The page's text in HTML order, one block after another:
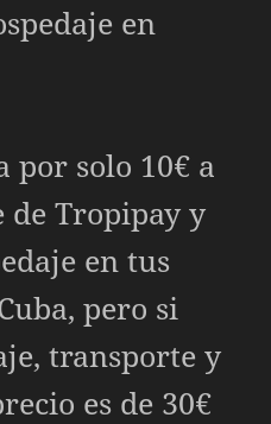
en
por solo 10€ a
de Tropipay y
en tus
pero si
transporte y
es de 30€